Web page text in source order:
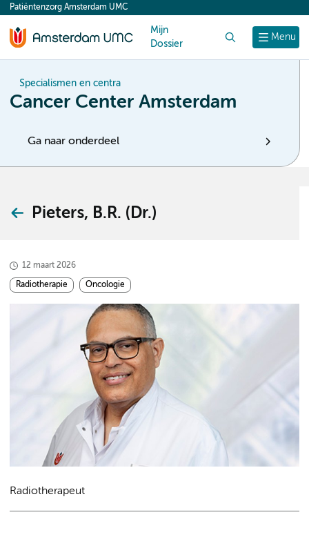
content
Menu
Patiëntenzorg Amsterdam UMC
Mijn
Dossier
Specialismen en centra
Cancer Center Amsterdam
Ga naar onderdeel
Pieters, B.R. (Dr.)
12 maart 2026
Radiotherapie Oncologie
Radiotherapeut